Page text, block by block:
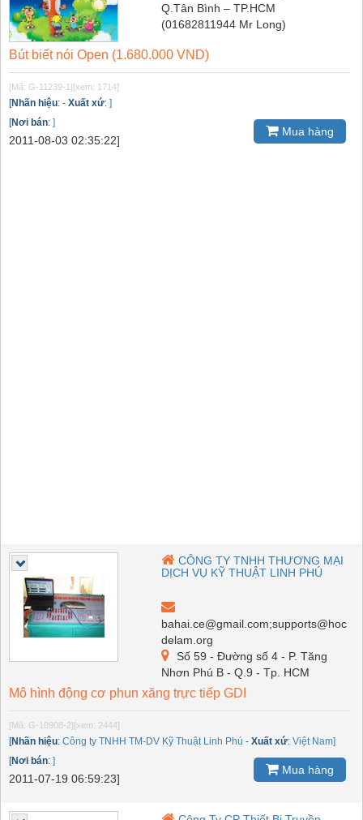
Q.Tân Bình – TP.HCM
(01682811944 Mr Long)
Bút biết nói Open (1.680.000 VND)
[Mã: G-11239-1] [xem: 1714]
[Nhãn hiệu: - Xuất xứ: ]
[Nơi bán: ]
2011-08-03 02:35:22]
Mua hàng
CÔNG TY TNHH THƯƠNG MẠI
DỊCH VỤ KỸ THUẬT LINH PHÚ
bahai.ce@gmail.com;supports@hoc
delam.org
Số 59 - Đường số 4 - P. Tăng
Nhơn Phú B - Q.9 - Tp. HCM
Mô hình động cơ phun xăng trực tiếp GDI
[Mã: G-10908-2] [xem: 2444]
[Nhãn hiệu: Công ty TNHH TM-DV Kỹ Thuật Linh Phú - Xuất xứ: Việt Nam]
[Nơi bán: ]
2011-07-19 06:59:23]
Mua hàng